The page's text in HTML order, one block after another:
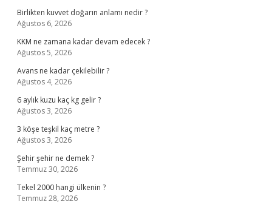
Birlikten kuvvet doğarın anlamı nedir ?
Ağustos 6, 2026
KKM ne zamana kadar devam edecek ?
Ağustos 5, 2026
Avans ne kadar çekilebilir ?
Ağustos 4, 2026
6 aylık kuzu kaç kg gelir ?
Ağustos 3, 2026
3 köşe teşkil kaç metre ?
Ağustos 3, 2026
Şehir şehir ne demek ?
Temmuz 30, 2026
Tekel 2000 hangi ülkenin ?
Temmuz 28, 2026